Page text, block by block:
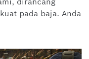
pada baja. Anda